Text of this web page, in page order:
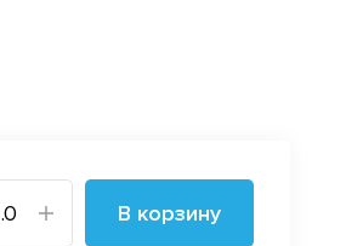
В корзину